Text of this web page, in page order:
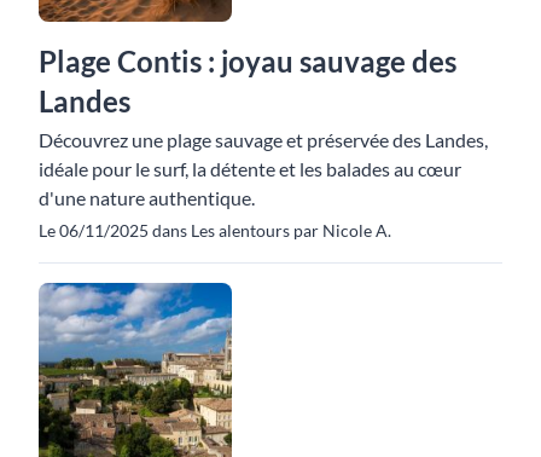
Plage Contis : joyau sauvage des
Landes
Découvrez une plage sauvage et préservée des Landes,
idéale pour le surf, la détente et les balades au cœur
d'une nature authentique.
Le 06/11/2025 dans Les alentours par Nicole A.